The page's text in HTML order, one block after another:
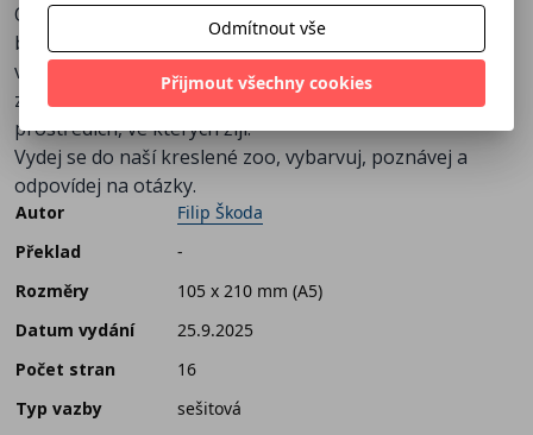
Obsahuje 16 stran, které děti mohou vybarvovat podle
barevných návodů, či podle své fantazie. Je určená pro
všechny holky a kluky, kteří se chtějí dozvědět spoustu
zajímavých informací o zvířatech z celého světa a
prostředích, ve kterých žijí.
Vydej se do naší kreslené zoo, vybarvuj, poznávej a
odpovídej na otázky.
Autor
Filip Škoda
Překlad
-
Rozměry
105 x 210 mm (A5)
Datum vydání
25.9.2025
Počet stran
16
Typ vazby
sešitová
Odmítnout vše
Přijmout všechny cookies